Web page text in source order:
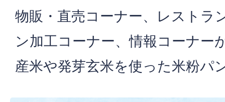
物販・直売コーナー、レストラ
ン加工コーナー、情報コーナー
産米や発芽玄米を使った米粉パ